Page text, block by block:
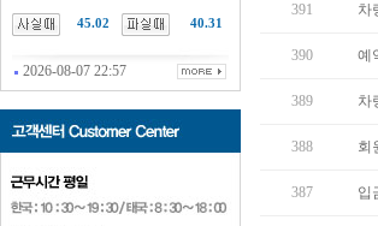
45.02 40.31
2026-08-07 22:57
391 차
390 예
389 차
388 회
387 입